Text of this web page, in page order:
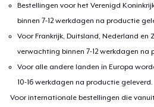
Bestellingen voor het Verenigd
binnen 7-12 werkdagen na productie
Voor Frankrijk, Duitsland, Nederland en
verwachting binnen 7-12 werkdagen na
Voor alle andere landen in Europa
10-16 werkdagen na productie geleverd.
Voor internationale bestellingen die